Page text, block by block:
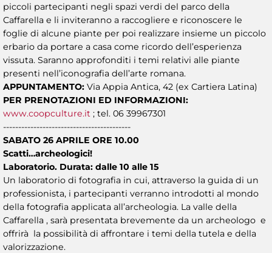
piccoli partecipanti negli spazi verdi del parco della
Caffarella e li inviteranno a raccogliere e riconoscere le
foglie di alcune piante per poi realizzare insieme un piccolo
erbario da portare a casa come ricordo dell’esperienza
vissuta. Saranno approfonditi i temi relativi alle piante
presenti nell’iconografia dell’arte romana.
APPUNTAMENTO: Via Appia Antica, 42 (ex Cartiera Latina)
PER PRENOTAZIONI ED INFORMAZIONI:
www.coopculture.it ; tel. 06 39967301
------------------------------------------
SABATO 26 APRILE ORE 10.00
Scatti…archeologici!
Laboratorio. Durata: dalle 10 alle 15
Un laboratorio di fotografia in cui, attraverso la guida di un
professionista, i partecipanti verranno introdotti al mondo
della fotografia applicata all’archeologia. La valle della
Caffarella , sarà presentata brevemente da un archeologo e
offrirà la possibilità di affrontare i temi della tutela e della
valorizzazione.